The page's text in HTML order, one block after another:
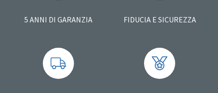
5 ANNI DI GARANZIA FIDUCIA E SICUREZZA